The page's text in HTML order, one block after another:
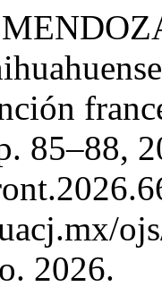
85–88,
2026.